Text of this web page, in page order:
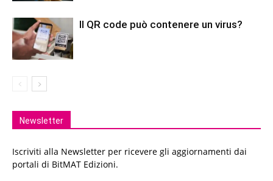
Il QR code può contenere un virus?
Newsletter
Iscriviti alla Newsletter per ricevere gli aggiornamenti dai
portali di BitMAT Edizioni.